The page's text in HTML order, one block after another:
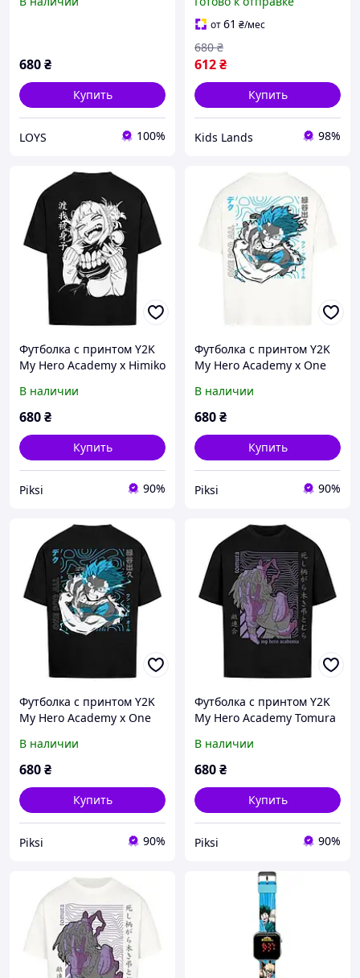
680₴
Купить
LOYS 100%
academy
от61 ₴/мес
612₴
680 ₴
Купить
Kids Lands 98%
Футболка с принтом Y2K
My Hero Academy x Himiko
В наличии
680₴
Купить
Piksi 90%
Футболка с принтом Y2K
My Hero Academy x One
В наличии
680₴
Купить
Piksi 90%
Футболка с принтом Y2K
My Hero Academy x One
В наличии
680₴
Купить
Piksi 90%
Футболка с принтом Y2K
My Hero Academy Tomura
В наличии
680₴
Купить
Piksi 90%